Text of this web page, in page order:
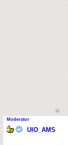
Moderator
UIO_AMS